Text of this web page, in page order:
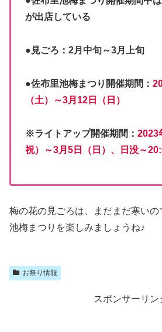
が出店している
●見ごろ：2月中旬～3月上旬
●佐布里池梅まつり開催期間：
（土）～3月12日（日）
※ライトアップ開催期間： 2023
祝）～3月5日（日） 、日没～
梅の花の見ごろは、まだまだ寒い
池梅まつりを楽しみましょうね♪
お祭り情報
スポンサーリン